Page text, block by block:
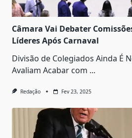
Câmara Vai Debater
Líderes Após Carnaval
Divisão de Colegiados Ainda É
Avaliam Acabar com ...
Redação Fev 23, 2025